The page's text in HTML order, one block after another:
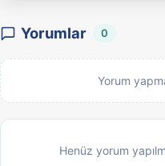
Yorumlar 0
Yorum
Henüz yorum